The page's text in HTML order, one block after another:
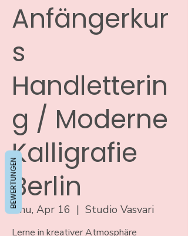
Anfängerkur
s
Handletterin
g / Moderne
Kalligrafie
Berlin
Thu, Apr 16
  |
Studio Vasvari
Lerne in kreativer Atmosphäre
BEWERTUNGEN